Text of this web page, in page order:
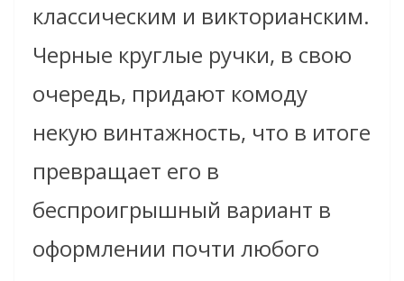
классическим и викторианским.
Черные круглые ручки, в свою
очередь, придают комоду
некую винтажность, что в итоге
превращает его в
беспроигрышный вариант в
оформлении почти любого